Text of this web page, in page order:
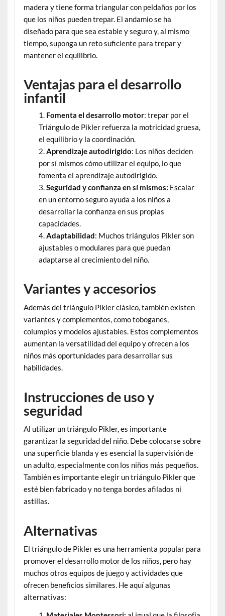
madera y tiene forma triangular con peldaños por los
que los niños pueden trepar. El andamio se ha
diseñado para que sea estable y seguro y, al mismo
tiempo, suponga un reto suficiente para trepar y
mantener el equilibrio.
Ventajas para el desarrollo
infantil
Fomenta el desarrollo motor: trepar por el
Triángulo de Pikler refuerza la motricidad gruesa,
el equilibrio y la coordinación.
Aprendizaje autodirigido: Los niños deciden
por sí mismos cómo utilizar el equipo, lo que
fomenta el aprendizaje autodirigido.
Seguridad y confianza en sí mismos: Escalar
en un entorno seguro ayuda a los niños a
desarrollar la confianza en sus propias
capacidades.
Adaptabilidad: Muchos triángulos Pikler son
ajustables o modulares para que puedan
adaptarse al crecimiento del niño.
Variantes y accesorios
Además del triángulo Pikler clásico, también existen
variantes y complementos, como toboganes,
columpios y modelos ajustables. Estos complementos
aumentan la versatilidad del equipo y ofrecen a los
niños más oportunidades para desarrollar sus
habilidades.
Instrucciones de uso y
seguridad
Al utilizar un triángulo Pikler, es importante
garantizar la seguridad del niño. Debe colocarse sobre
una superficie blanda y es esencial la supervisión de
un adulto, especialmente con los niños más pequeños.
También es importante elegir un triángulo Pikler que
esté bien fabricado y no tenga bordes afilados ni
astillas.
Alternativas
El triángulo de Pikler es una herramienta popular para
promover el desarrollo motor de los niños, pero hay
muchos otros equipos de juego y actividades que
ofrecen beneficios similares. He aquí algunas
alternativas: